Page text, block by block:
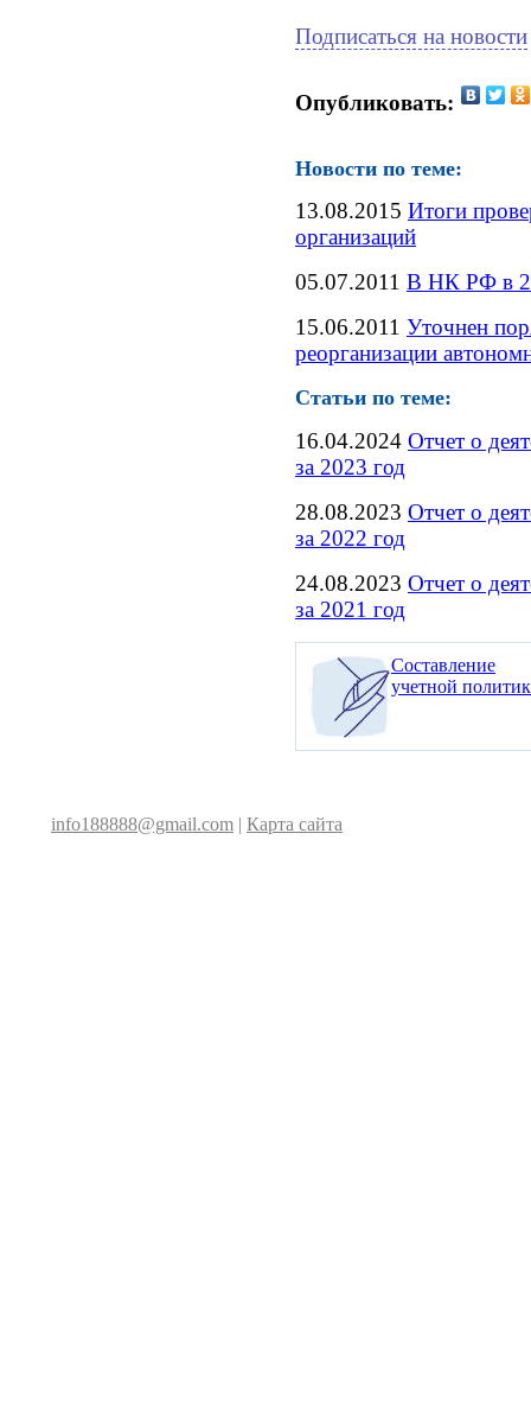
Подписаться на новости
Опубликовать:
Новости по теме:
13.08.2015 Итоги
организаций
05.07.2011 В НК РФ в
15.06.2011 Уточнен
реорганизации
Статьи по теме:
16.04.2024 Отчет о
за 2023 год
28.08.2023 Отчет о
за 2022 год
24.08.2023 Отчет о
за 2021 год
Составление
учетной
info188888@gmail.com | Карта сайта